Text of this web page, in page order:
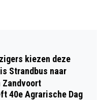
PIET
NOG IN!
kiezen deze
Strandbus naar
Zandvoort
40e Agrarische Dag